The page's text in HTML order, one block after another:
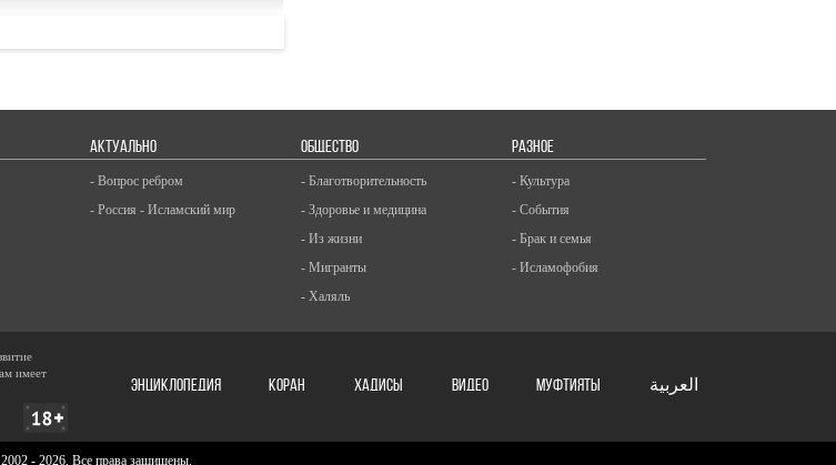
АКТУАЛЬНО
- Вопрос ребром
- Россия - Исламский мир
ОБЩЕСТВО
- Благотворительность
- Здоровье и медицина
- Из жизни
- Мигранты
- Халяль
РАЗНОЕ
- Культура
- События
- Брак и семья
- Исламофобия
имеет
ЭНЦИКЛОПЕДИЯ КОРАН ХАДИСЫ ВИДЕО Муфтияты العربية
- 2026, Все права защищены.